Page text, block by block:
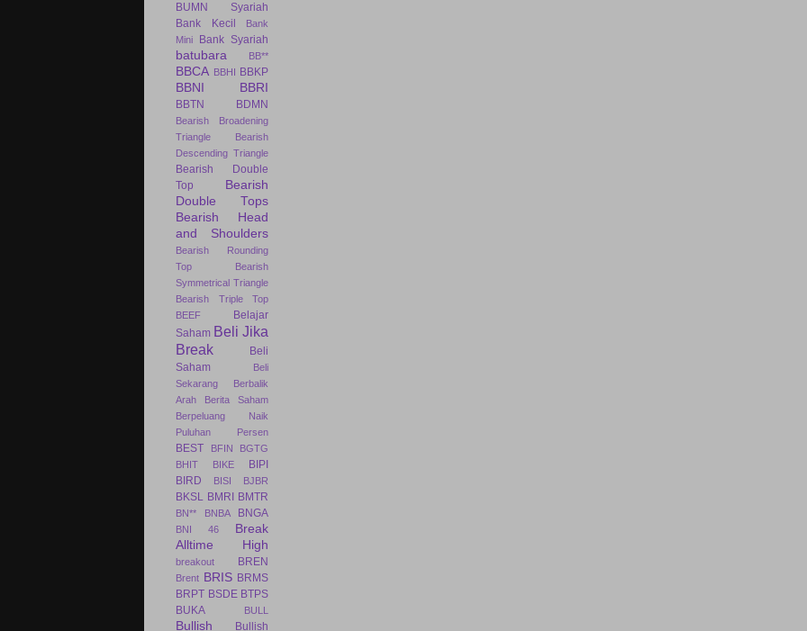
BUMN Syariah
Bank Kecil
Bank
Mini
Bank Syariah
batubara BB**
BBCA BBHI BBKP
BBNI BBRI
BBTN BDMN
Bearish Broadening
Triangle
Bearish
Descending Triangle
Bearish Double
Top
Bearish
Double Tops
Bearish Head
and Shoulders
Bearish Rounding
Top
Bearish
Symmetrical Triangle
Bearish Triple Top
BEEF
Belajar
Saham Beli Jika
Break
Beli
Saham
Beli
Sekarang
Berbalik
Arah
Berita Saham
Berpeluang Naik
Puluhan Persen
BEST BFIN
BGTG
BHIT
BIKE
BIPI
BIRD
BISI BJBR
BKSL BMRI BMTR
BN** BNBA BNGA
BNI 46
Break
Alltime High
breakout BREN
Brent BRIS BRMS
BRPT BSDE BTPS
BUKA
BULL
Bullish Bullish